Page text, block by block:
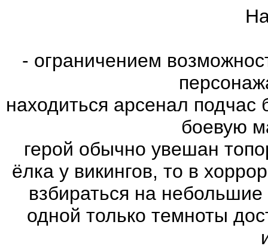
- ограничением
находиться арсенал
боевую
герой обычно увешан
ёлка у викингов, то в
взбираться на
одной только темноты